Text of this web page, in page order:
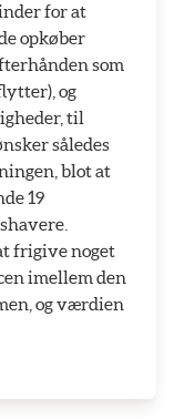
for at
opkøber
som
og
til
således
blot at
19
frigive noget
imellem den
og værdien